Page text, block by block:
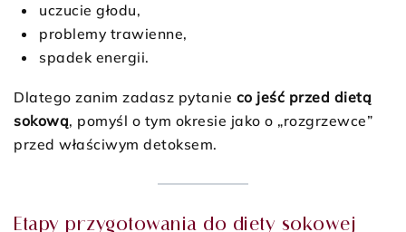
uczucie głodu,
problemy trawienne,
spadek energii.
Dlatego zanim zadasz pytanie co jeść przed dietą
sokową, pomyśl o tym okresie jako o „rozgrzewce”
przed właściwym detoksem.
Etapy przygotowania do diety sokowej